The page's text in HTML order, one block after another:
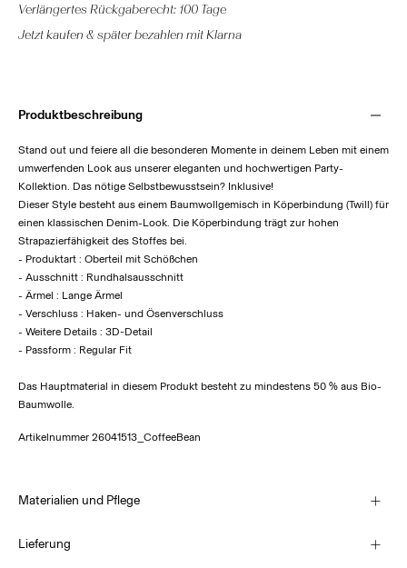
Verlängertes Rückgaberecht: 100 Tage
Jetzt kaufen & später bezahlen mit Klarna
Produktbeschreibung
Stand out und feiere all die besonderen Momente in deinem Leben mit einem
umwerfenden Look aus unserer eleganten und hochwertigen Party-
Kollektion. Das nötige Selbstbewusstsein? Inklusive!
Dieser Style besteht aus einem Baumwollgemisch in Köperbindung (Twill) für
einen klassischen Denim-Look. Die Köperbindung trägt zur hohen
Strapazierfähigkeit des Stoffes bei.
- Produktart : Oberteil mit Schößchen
- Ausschnitt : Rundhalsausschnitt
- Ärmel : Lange Ärmel
- Verschluss : Haken- und Ösenverschluss
- Weitere Details : 3D-Detail
- Passform : Regular Fit
Das Hauptmaterial in diesem Produkt besteht zu mindestens 50 % aus Bio-
Baumwolle.
Artikelnummer 26041513_CoffeeBean
Materialien und Pflege
Lieferung